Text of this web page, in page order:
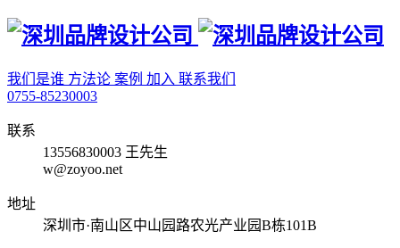
我们是谁 方法论 案例 加入 联系我们
0755-85230003
联系
13556830003 王先生
w@zoyoo.net
地址
深圳市·南山区中山园路农光产业园B栋101B